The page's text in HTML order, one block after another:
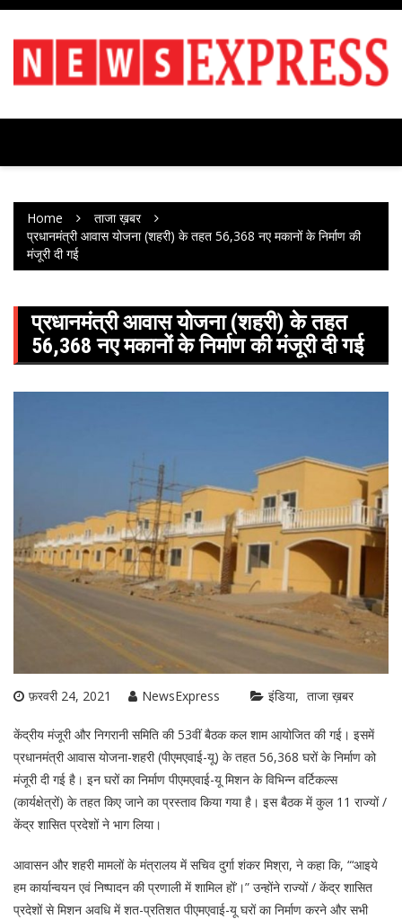
Skip
content
Home
ताजा ख़बर
प्रधानमंत्री आवास योजना (शहरी) के तहत 56,368 नए मकानों के निर्माण की
मंजूरी दी गई
प्रधानमंत्री आवास योजना (शहरी) के तहत
56,368 नए मकानों के निर्माण की मंजूरी दी गई
फ़रवरी 24, 2021 NewsExpress इंडिया ताजा ख़बर
केंद्रीय मंजूरी और निगरानी समिति की 53वीं बैठक कल शाम आयोजित की गई। इसमें
प्रधानमंत्री आवास योजना-शहरी (पीएमएवाई-यू) के तहत 56,368 घरों के निर्माण को
मंजूरी दी गई है। इन घरों का निर्माण पीएमएवाई-यू मिशन के विभिन्न वर्टिकल्स
(कार्यक्षेत्रों) के तहत किए जाने का प्रस्ताव किया गया है। इस बैठक में कुल 11 राज्यों /
केंद्र शासित प्रदेशों ने भाग लिया।
आवासन और शहरी मामलों के मंत्रालय में सचिव दुर्गा शंकर मिश्रा, ने कहा कि, “‘आइये
हम कार्यान्वयन एवं निष्पादन की प्रणाली में शामिल हों’।” उन्होंने राज्यों / केंद्र शासित
प्रदेशों से मिशन अवधि में शत-प्रतिशत पीएमएवाई-यू घरों का निर्माण करने और सभी